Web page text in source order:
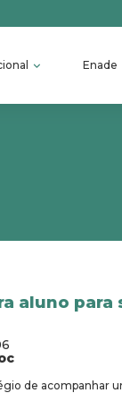
Enade
aluno
de acompanhar